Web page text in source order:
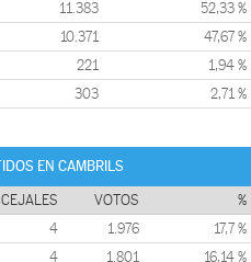
11.383 52,33 %
10.371 47,67 %
221 1,94 %
303 2,71 %
EN CAMBRILS
VOTOS %
4 1.976 17,7 %
4 1.801 16,14 %